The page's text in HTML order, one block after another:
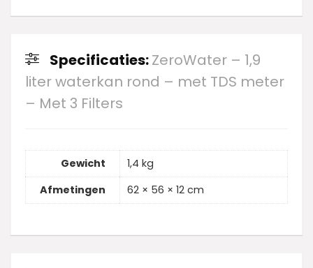
Specificaties:ZeroWater – 1,9
liter waterkan rond – met TDS meter
– Met 3 Filters
Gewicht
1,4 kg
Afmetingen
62 × 56 × 12 cm